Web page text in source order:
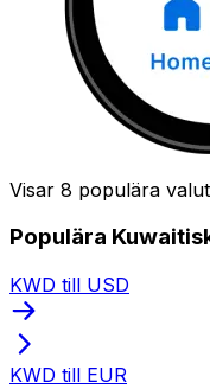
Visar 8 populära
Populära
KWD till USD
KWD till EUR